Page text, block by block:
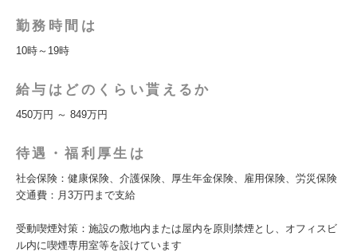
勤務時間は
10時～19時
給与はどのくらい貰えるか
450万円 ～ 849万円
待遇・福利厚生は
社会保険：健康保険、介護保険、厚⽣年⾦保険、雇⽤保険、労災保険
交通費：月3万円まで支給
受動喫煙対策：施設の敷地内または屋内を原則禁煙とし、オフィスビ
ル内に喫煙専用室等を設けています